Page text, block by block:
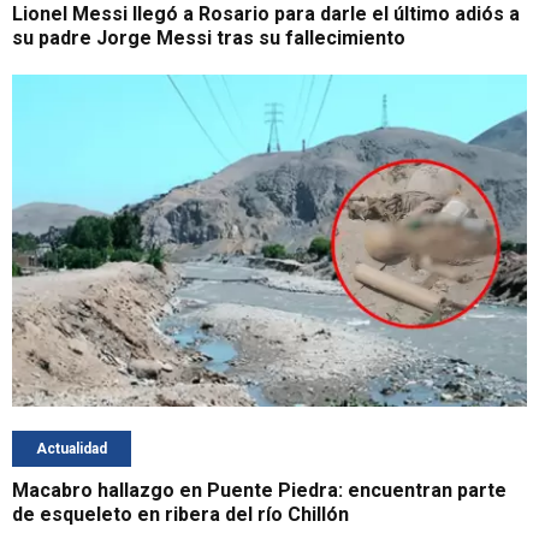
Lionel Messi llegó a Rosario para darle el último adiós a
su padre Jorge Messi tras su fallecimiento
Actualidad
Macabro hallazgo en Puente Piedra: encuentran parte
de esqueleto en ribera del río Chillón